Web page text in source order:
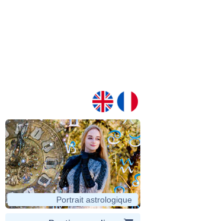
Portrait astrologique